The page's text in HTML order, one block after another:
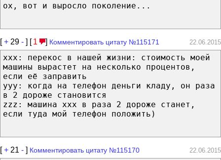
ох, вот и выросло поколение...
[+ 29 - ] [ 1 ] Комментировать цитату №115171 22.06.2015
ххх: перекос в нашей жизни: стоимость моей
машины вырастет на несколько процентов,
если её заправить
ууу: когда на телефон деньги кладу, он раза
в 2 дороже становится
zzz: машина ххх в раза 2 дороже станет,
если туда мой телефон положить)
[+ 21 - ] Комментировать цитату №115170 22.06.2015